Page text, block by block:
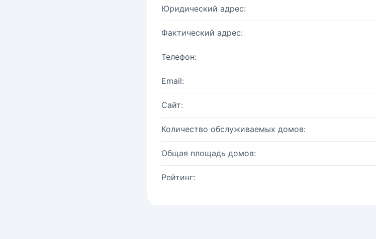
Юридический адрес:
Фактический адрес:
Телефон:
Email:
Сайт:
Количество обслуживаемых домов:
Общая площадь домов:
Рейтинг: